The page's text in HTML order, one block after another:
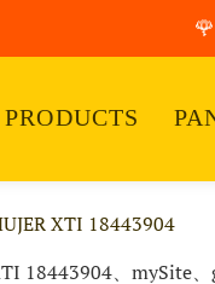
XTI 18443904